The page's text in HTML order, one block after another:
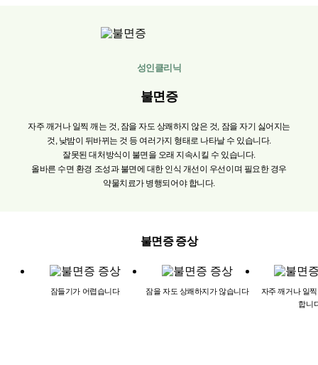
성인클리닉
불면증
자주 깨거나 일찍 깨는 것, 잠을 자도 상쾌하지 않은 것, 잠을 자기 싫어지는
것, 낮밤이 뒤바뀌는 것 등 여러가지 형태로 나타날 수 있습니다.
잘못된 대처방식이 불면을 오래 지속시킬 수 있습니다.
올바른 수면 환경 조성과 불면에 대한 인식 개선이 우선이며 필요한 경우
약물치료가 병행되어야 합니다.
불면증 증상
잠들기가 어렵습니다 잠을 자도 상쾌하지가 않습니다 자주 깨거나 일찍
합니